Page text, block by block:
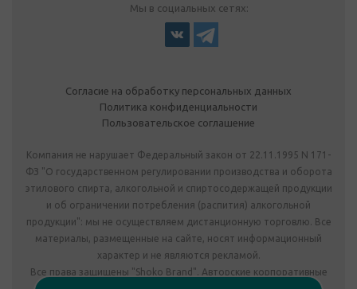
Мы в социальных сетях:
Согласие на обработку персональных данных
Политика конфиденциальности
Пользовательское соглашение
Компания не нарушает Федеральный закон от 22.11.1995 N 171-
ФЗ "О государственном регулировании производства и оборота
этилового спирта, алкогольной и спиртосодержащей продукции
и об ограничении потребления (распития) алкогольной
продукции": мы не осуществляем дистанционную торговлю. Все
материалы, размещенные на сайте, носят информационный
характер и не являются рекламой.
Все права защищены "Shoko Brand". Авторские корпоративные